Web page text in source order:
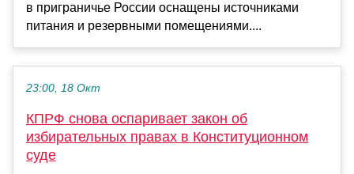
в приграничье России оснащены источниками
питания и резервными помещениями....
23:00, 18 Окт
КПРФ снова оспаривает закон об
избирательных правах в Конституционном
суде